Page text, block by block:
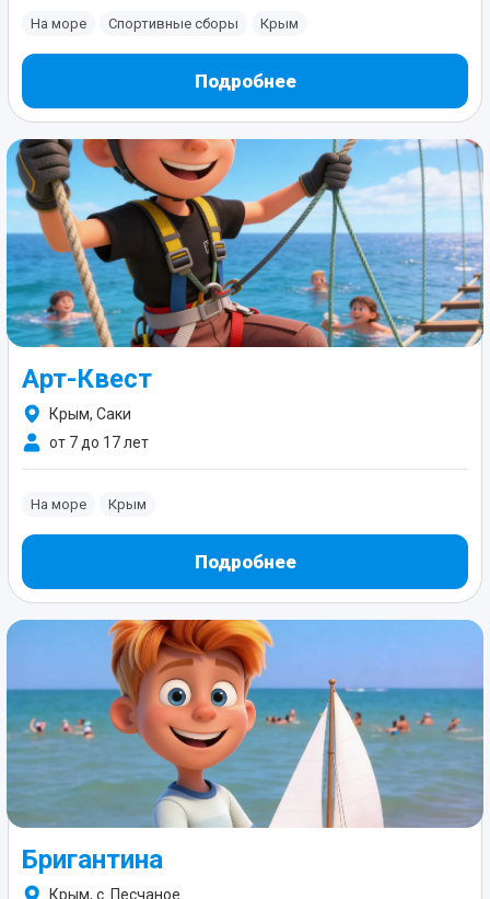
На море Спортивные сборы Крым
Подробнее
Арт-Квест
Крым, Саки
от 7 до 17 лет
На море Крым
Подробнее
Бригантина
Крым, с. Песчаное